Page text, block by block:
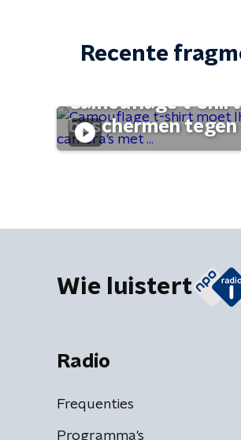
Recente
Camouflage t-
beschermen tegen
Wie luistert
Radio
Frequenties
Programma's